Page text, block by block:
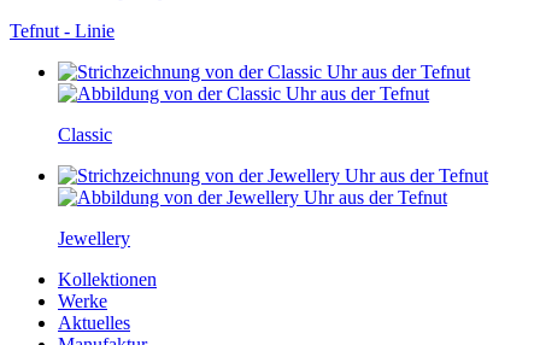
Tefnut - Linie
Classic
Jewellery
Kollektionen
Werke
Aktuelles